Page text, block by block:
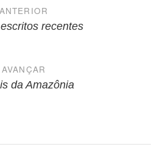
ANTERIOR
recentes
AVANÇAR
da Amazônia